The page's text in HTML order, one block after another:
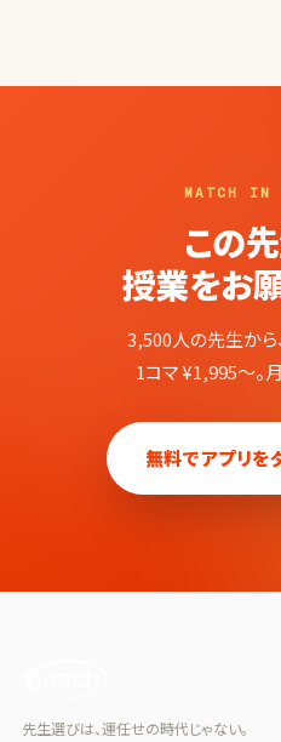
MATCH IN
この
授業をお
3,500人の先生から
1コマ ¥1,995〜。
無料でアプリを
先生選びは、運任せの時代じゃない。